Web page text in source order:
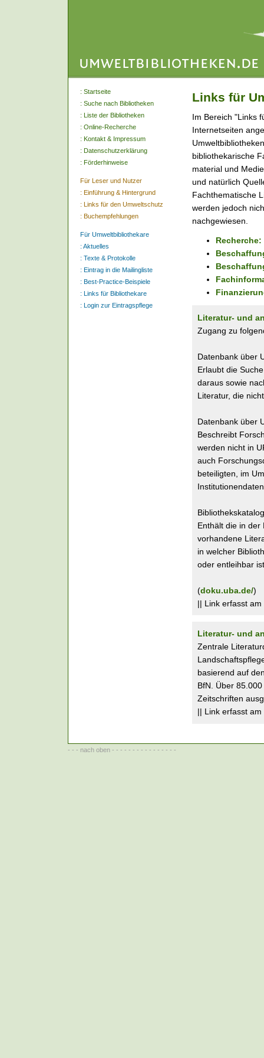
: Startseite
: Suche nach Bibliotheken
: Liste der Bibliotheken
: Online-Recherche
: Kontakt & Impressum
: Datenschutzerklärung
: Förderhinweise
Für Leser und Nutzer
: Einführung & Hintergrund
: Links für den Umweltschutz
: Buchempfehlungen
Für Umweltbibliothekare
: Aktuelles
: Texte & Protokolle
: Eintrag in die Mailingliste
: Best-Practice-Beispiele
: Links für Bibliothekare
: Login zur Eintragspflege
Links für
Im Bereich "Links
Internetseiten
bibliothekarische
material und
und natürlich
Fachthematische
werden jedoch
nachgewiesen.
Literatur- und
Zugang zu
Datenbank über
Erlaubt die
daraus sowie
Literatur, die
Datenbank über
Beschreibt
werden nicht in
auch
beteiligten, im
Enthält die in der
vorhandene
in welcher
oder entleihbar
(doku.uba.de/)
|| Link erfasst
Literatur- und
Zentrale
basierend auf
BfN. Über
Zeitschriften
|| Link erfasst
- - - nach oben - - - - - - - - - - - - - - - -